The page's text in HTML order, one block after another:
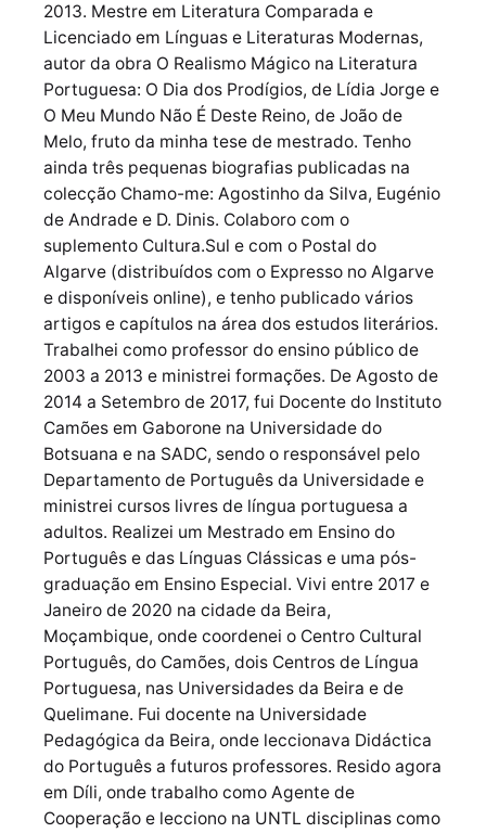
2013. Mestre em Literatura Comparada e
Licenciado em Línguas e Literaturas Modernas,
autor da obra O Realismo Mágico na Literatura
Portuguesa: O Dia dos Prodígios, de Lídia Jorge e
O Meu Mundo Não É Deste Reino, de João de
Melo, fruto da minha tese de mestrado. Tenho
ainda três pequenas biografias publicadas na
colecção Chamo-me: Agostinho da Silva, Eugénio
de Andrade e D. Dinis. Colaboro com o
suplemento Cultura.Sul e com o Postal do
Algarve (distribuídos com o Expresso no Algarve
e disponíveis online), e tenho publicado vários
artigos e capítulos na área dos estudos literários.
Trabalhei como professor do ensino público de
2003 a 2013 e ministrei formações. De Agosto de
2014 a Setembro de 2017, fui Docente do Instituto
Camões em Gaborone na Universidade do
Botsuana e na SADC, sendo o responsável pelo
Departamento de Português da Universidade e
ministrei cursos livres de língua portuguesa a
adultos. Realizei um Mestrado em Ensino do
Português e das Línguas Clássicas e uma pós-
graduação em Ensino Especial. Vivi entre 2017 e
Janeiro de 2020 na cidade da Beira,
Moçambique, onde coordenei o Centro Cultural
Português, do Camões, dois Centros de Língua
Portuguesa, nas Universidades da Beira e de
Quelimane. Fui docente na Universidade
Pedagógica da Beira, onde leccionava Didáctica
do Português a futuros professores. Resido agora
em Díli, onde trabalho como Agente de
Cooperação e lecciono na UNTL disciplinas como